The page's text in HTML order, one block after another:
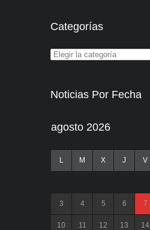
Categorías
Noticias Por Fecha
agosto 2026
L M X J V
3 4 5 6 7
10 11 12 13 14